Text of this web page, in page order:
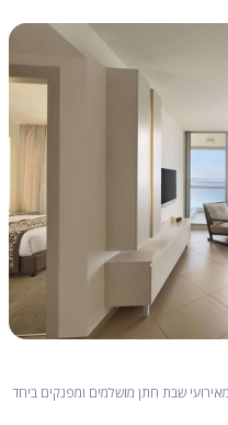
שבת חתן מושלמים ומפנקים ביחד